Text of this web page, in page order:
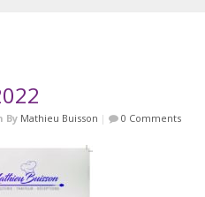
By Mathieu Buisson | 0 Comments